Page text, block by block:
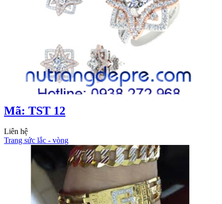
Mã: TST 12
Liên hệ
Trang sức lắc - vòng